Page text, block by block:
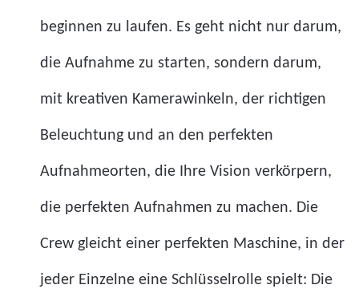
beginnen zu laufen. Es geht nicht nur darum,
die Aufnahme zu starten, sondern darum,
mit kreativen Kamerawinkeln, der richtigen
Beleuchtung und an den perfekten
Aufnahmeorten, die Ihre Vision verkörpern,
die perfekten Aufnahmen zu machen. Die
Crew gleicht einer perfekten Maschine, in der
jeder Einzelne eine Schlüsselrolle spielt: Die